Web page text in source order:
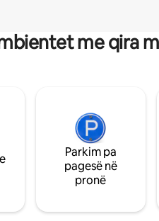
me qira
Parkim pa
pagesë në
pronë